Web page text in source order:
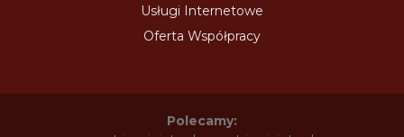
Usługi Internetowe
Oferta Współpracy
Polecamy: